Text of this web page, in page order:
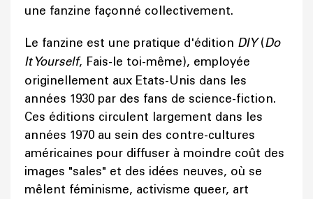
une fanzine façonné collectivement.
Le fanzine est une pratique d'édition DIY(Do
It Yourself, Fais-le toi-même), employée
originellement aux Etats-Unis dans les
années 1930 par des fans de science-fiction.
Ces éditions circulent largement dans les
années 1970 au sein des contre-cultures
américaines pour diffuser à moindre coût des
images "sales" et des idées neuves, où se
mêlent féminisme, activisme queer, art